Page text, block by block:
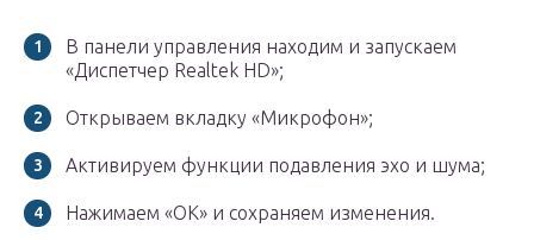
В панели управления находим и запускаем
«Диспетчер Realtek HD»;
Открываем вкладку «Микрофон»;
Активируем функции подавления эхо и шума;
Нажимаем «ОК» и сохраняем изменения.